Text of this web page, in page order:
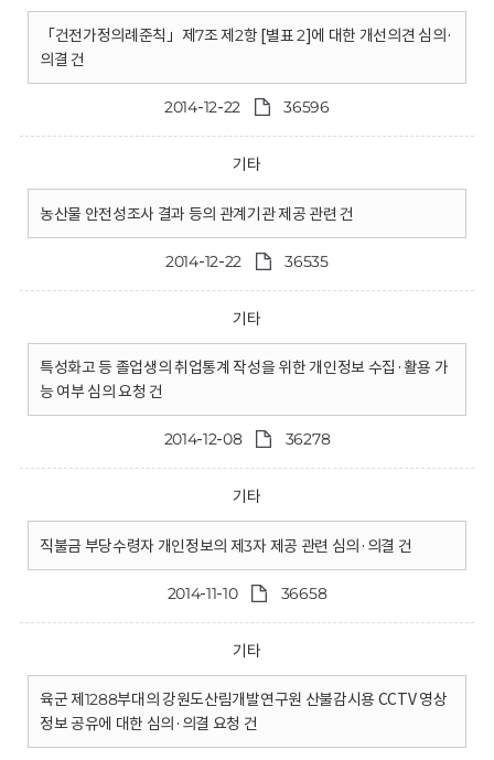
「건전가정의례준칙」제7조 제2항 [별표 2]에 대한 개선의견 심의·
의결 건
2014-12-22 36596
기타
농산물 안전성조사 결과 등의 관계기관 제공 관련 건
2014-12-22 36535
기타
특성화고 등 졸업생의 취업통계 작성을 위한 개인정보 수집·활용 가
능 여부 심의 요청 건
2014-12-08 36278
기타
직불금 부당수령자 개인정보의 제3자 제공 관련 심의·의결 건
2014-11-10 36658
기타
육군 제1288부대의 강원도산림개발연구원 산불감시용 CCTV 영상
정보 공유에 대한 심의·의결 요청 건